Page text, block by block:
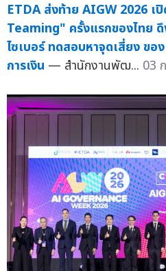
ETDA ส่งท้าย AIGW 2026 เ
Teaming" ครั้งแรกของไทย ดึ
ไซเบอร์ ทดสอบหาจุดเสี่ยง ขอ
การเงิน — สำนักงานพัฒ... 03